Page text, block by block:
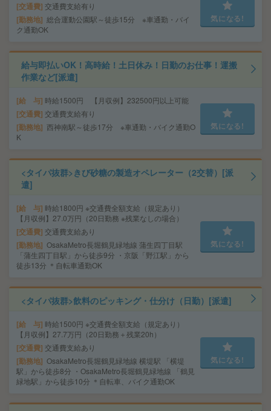
交通費 交通費支給有り
勤務地 総合運動公園駅～徒歩15分 ※車通勤・バイ
ク通勤OK
気になる!
給与即払いOK！高時給！土日休み！日勤のお仕事！運搬
作業など[派遣]
給 与 時給1500円 【月収例】232500円以上可能
交通費 交通費支給有り
勤務地 西神南駅～徒歩17分 ※車通勤・バイク通勤O
K
気になる!
<タイパ抜群>きび砂糖の製造オペレーター（2交替）[派
遣]
給 与 時給1800円 ※交通費全額支給（規定あり）
【月収例】27.0万円（20日勤務 ※残業なしの場合）
交通費 交通費支給あり
勤務地 OsakaMetro長堀鶴見緑地線 蒲生四丁目駅
「蒲生四丁目駅」から徒歩9分 ・京阪「野江駅」から
徒歩13分 ＊自転車通勤OK
気になる!
<タイパ抜群>飲料のピッキング・仕分け（日勤）[派遣]
給 与 時給1500円 ※交通費全額支給（規定あり）
【月収例】27.7万円（20日勤務＋残業20h）
交通費 交通費支給あり
勤務地 OsakaMetro長堀鶴見緑地線 横堤駅 「横堤
駅」から徒歩8分 ・OsakaMetro長堀鶴見緑地線 「鶴見
緑地駅」から徒歩10分 ＊自転車、バイク通勤OK
気になる!